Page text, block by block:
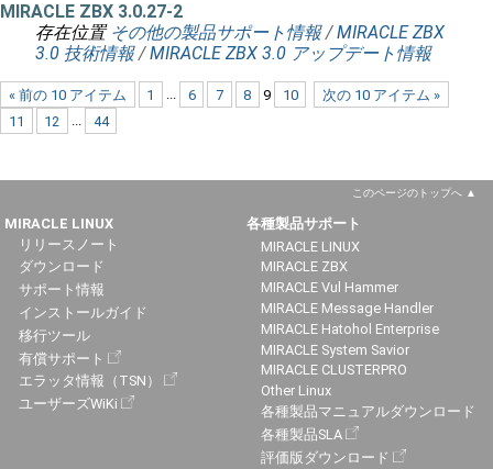
MIRACLE ZBX 3.0.27-2
存在位置 その他の製品サポート情報 /MIRACLE ZBX
3.0 技術情報 /MIRACLE ZBX 3.0 アップデート情報
« 前の 10 アイテム 次の 10 アイテム »
1 ... 6 7 8 9
10
11
12 ... 44
このページのトップへ
MIRACLE LINUX
リリースノート
ダウンロード
サポート情報
インストールガイド
移行ツール
有償サポート
エラッタ情報（TSN）
ユーザーズWiKi
各種製品サポート
MIRACLE LINUX
MIRACLE ZBX
MIRACLE Vul Hammer
MIRACLE Message Handler
MIRACLE Hatohol Enterprise
MIRACLE System Savior
MIRACLE CLUSTERPRO
Other Linux
各種製品マニュアルダウンロード
各種製品SLA
評価版ダウンロード